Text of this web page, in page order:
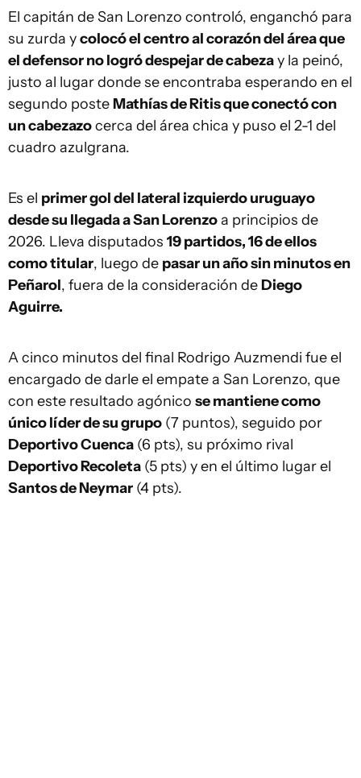
El capitán de San Lorenzo controló, enganchó para
su zurda ycolocó el centro al corazón del área que
el defensor no logró despejar de cabezay la peinó,
justo al lugar donde se encontraba esperando en el
segundo poste Mathías de Ritis que conectó con
un cabezazocerca del área chica y puso el 2-1 del
cuadro azulgrana.
Es el primer gol del lateral izquierdo uruguayo
desde su llegada a San Lorenzoa principios de
2026. Lleva disputados 19 partidos, 16 de ellos
como titular, luego de pasar un año sin minutos en
Peñarol, fuera de la consideración de Diego
Aguirre.
A cinco minutos del final Rodrigo Auzmendi fue el
encargado de darle el empate a San Lorenzo, que
con este resultado agónico se mantiene como
único líder de su grupo (7 puntos), seguido por
Deportivo Cuenca (6 pts), su próximo rival
Deportivo Recoleta (5 pts) y en el último lugar el
Santos de Neymar (4 pts).